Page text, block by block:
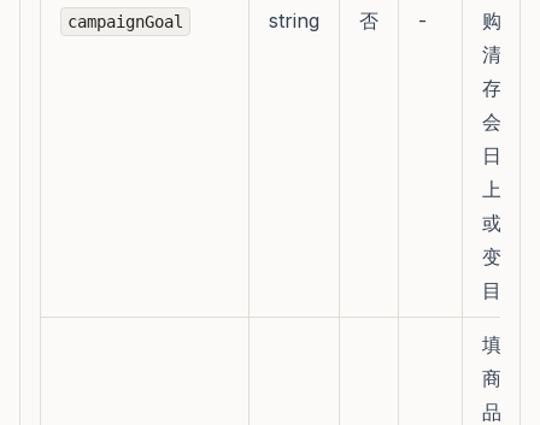
campaignGoal string 否 -
购、
清库
存、
会员
日、
上新
或裂
变等
目标
填写
商
品、